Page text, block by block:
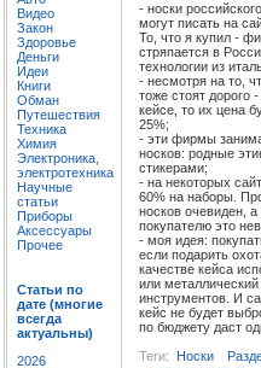
Видео
Закон
Здоровье
Деньги
Идеи
Книги
Обман
Путешествия
Техника
Химия
Электроника,
электротехника
Научные
статьи
Приборы
Аксессуары
Прочее
Статьи по
дате (многие
всегда
актуальны)
2026
- носки
могут писать на
То, что я купил -
стряпается в
технологии из
- несмотря на то,
тоже стоят дорого
кейсе, то их цена
25%;
- эти фирмы
носков: родные
стикерами;
- на некоторых
60% на наборы.
носков очевиден,
покупателю это
- моя идея:
если подарить
качестве кейса
или
инструментов. И
кейс не будет
по бюджету даст
Теги:
Носки